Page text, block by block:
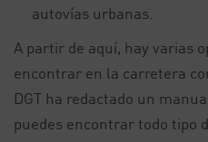
autovías urbanas.
A partir de aquí, hay varias
encontrar en la carretera
DGT ha redactado un
puedes encontrar todo tipo